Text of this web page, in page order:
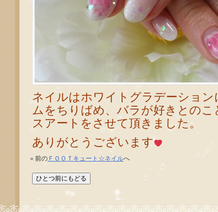
ネイルはホワイトグラデーショ
ムをちりばめ、バラが好きとの
スアートをさせて頂きました。
ありがとうございます
« 前の ＦＯＯＴキュート☆ネイルへ